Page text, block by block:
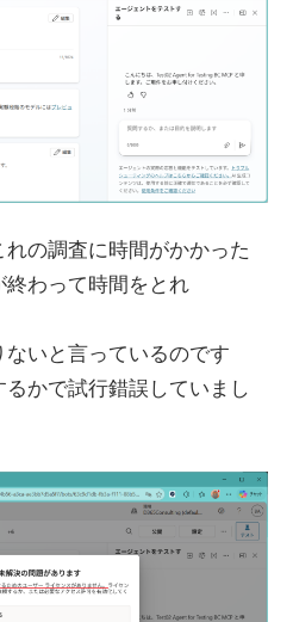
の調査に時間がかかった
わって時間をとれ
いと言っているのです
かで試行錯誤していまし